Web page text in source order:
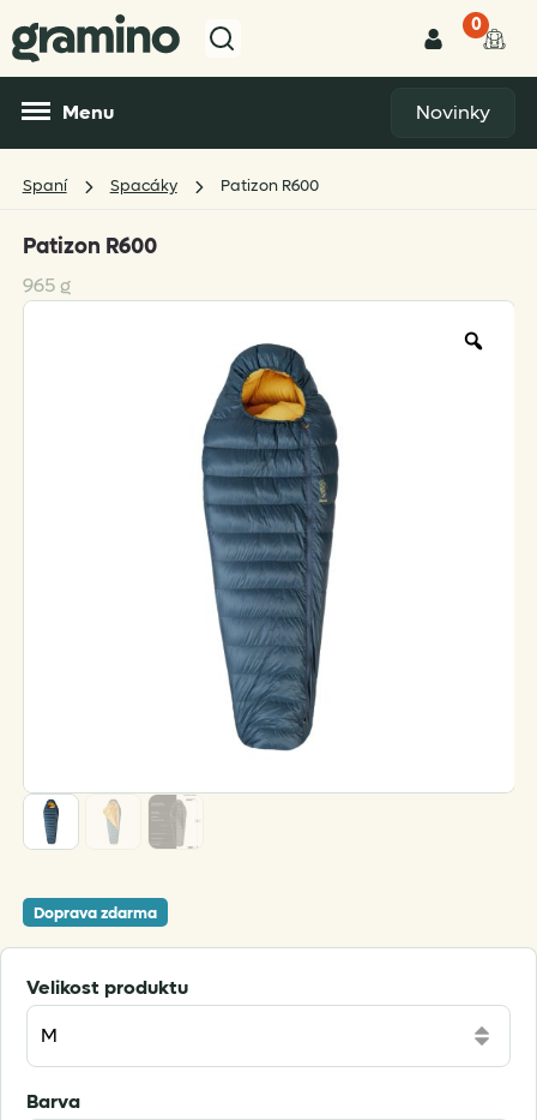
0
Menu Novinky
Spaní Spacáky Patizon R600
Patizon R600
965 g
Doprava zdarma
Velikost produktu
Barva